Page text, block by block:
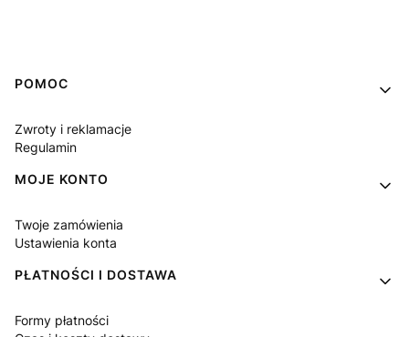
Linki w stopce
POMOC
Zwroty i reklamacje
Regulamin
MOJE KONTO
Twoje zamówienia
Ustawienia konta
PŁATNOŚCI I DOSTAWA
Formy płatności